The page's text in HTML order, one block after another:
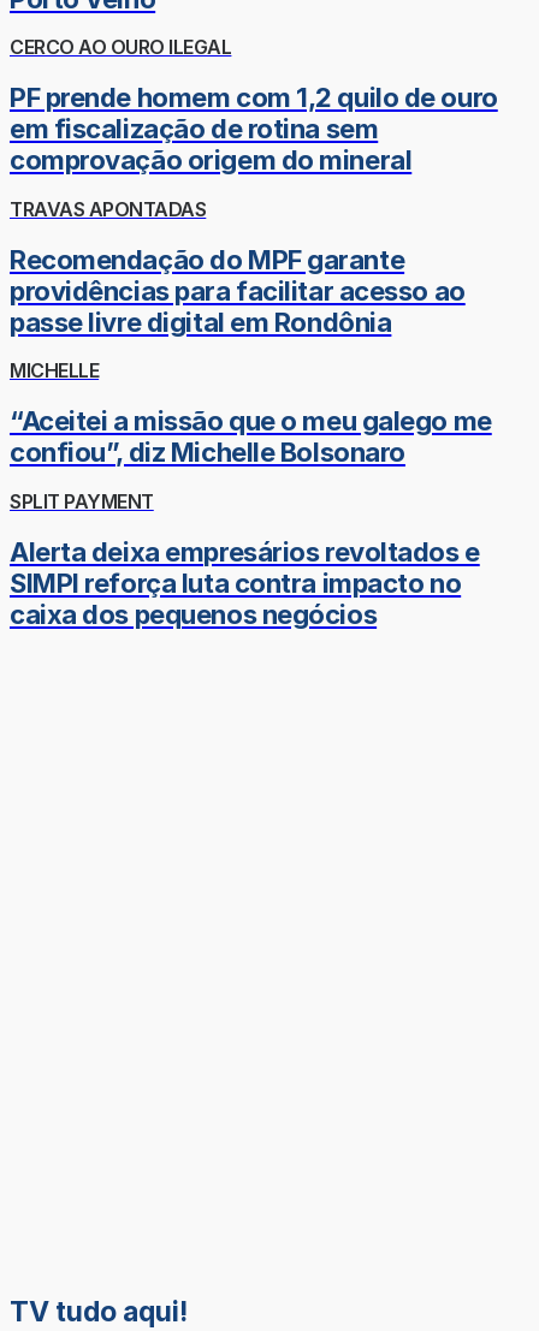
CERCO AO OURO ILEGAL
PF prende homem com 1,2 quilo de ouro
em fiscalização de rotina sem
comprovação origem do mineral
TRAVAS APONTADAS
Recomendação do MPF garante
providências para facilitar acesso ao
passe livre digital em Rondônia
MICHELLE
“Aceitei a missão que o meu galego me
confiou”, diz Michelle Bolsonaro
SPLIT PAYMENT
Alerta deixa empresários revoltados e
SIMPI reforça luta contra impacto no
caixa dos pequenos negócios
TV tudo aqui!